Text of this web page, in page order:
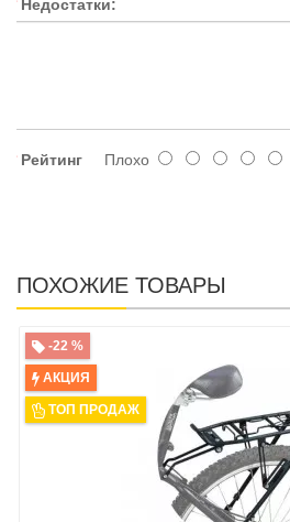
Недостатки:
Рейтинг Плохо
ПОХОЖИЕ ТОВАРЫ
-22 %
АКЦИЯ
ТОП ПРОДАЖ